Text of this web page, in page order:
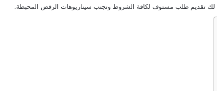
لك تقديم طلب مستوف لكافة الشروط وتجنب سيناريوهات الرفض المحبطة.